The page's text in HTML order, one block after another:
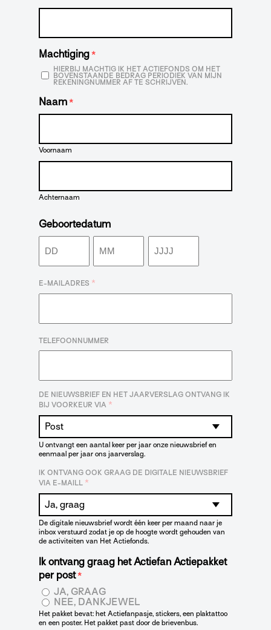
Machtiging *
HIERBIJ MACHTIG IK HET ACTIEFONDS OM HET
BOVENSTAANDE BEDRAG PERIODIEK VAN MIJN
REKENINGNUMMER AF TE SCHRIJVEN.
Naam *
Voornaam
Achternaam
Geboortedatum
Dag Maand Jaar
E-MAILADRES *
TELEFOONNUMMER
DE NIEUWSBRIEF EN HET JAARVERSLAG ONTVANG IK
BIJ VOORKEUR VIA *
U ontvangt een aantal keer per jaar onze nieuwsbrief en
eenmaal per jaar ons jaarverslag.
IK ONTVANG OOK GRAAG DE DIGITALE NIEUWSBRIEF
VIA E-MAILL *
De digitale nieuwsbrief wordt één keer per maand naar je
inbox verstuurd zodat je op de hoogte wordt gehouden van
de activiteiten van Het Actiefonds.
Ik ontvang graag het Actiefan Actiepakket
per post *
JA, GRAAG
NEE, DANKJEWEL
Het pakket bevat: het Actiefanpasje, stickers, een plaktattoo
en een poster. Het pakket past door de brievenbus.